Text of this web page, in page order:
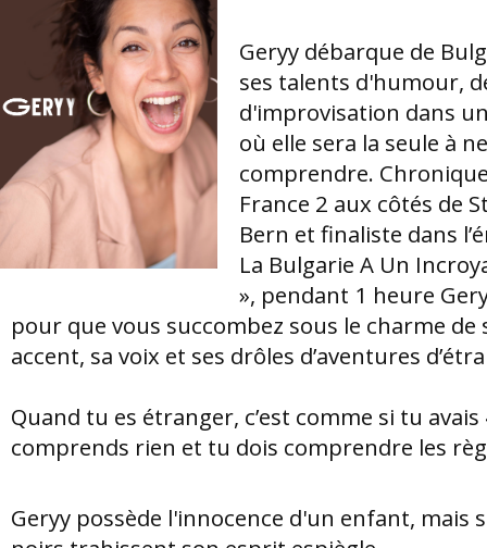
Geryy débarque de
ses talents d'humour,
d'improvisation dans
où elle sera la seule à
comprendre.
France 2 aux côtés de
Bern et finaliste dans
La Bulgarie A Un
», pendant 1 heure
pour que vous succombez sous le charme de
accent, sa voix et ses drôles d’aventures
Quand tu es étranger, c’est comme si tu
comprends rien et tu dois comprendre les
Geryy possède l'innocence d'un enfant, mais